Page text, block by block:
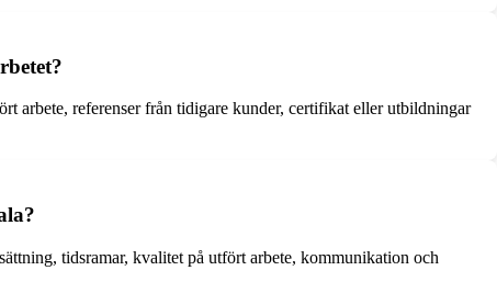
arbete, referenser från tidigare kunder, certifikat eller utbildningar
tidsramar, kvalitet på utfört arbete, kommunikation och